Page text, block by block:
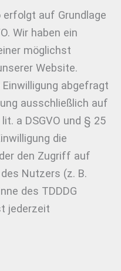
erfolgt auf Grundlage
Wir haben ein
möglichst
Website.
abgefragt
ausschließlich auf
a DSGVO und § 25
die
den Zugriff auf
Nutzers (z. B.
des TDDDG
jederzeit